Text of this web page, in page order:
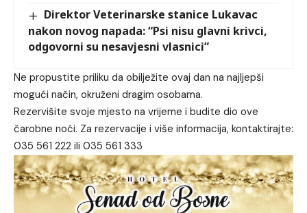
Direktor Veterinarske stanice Lukavac
nakon novog napada: “Psi nisu glavni krivci,
odgovorni su nesavjesni vlasnici”
Ne propustite priliku da obilježite ovaj dan na najljepši
mogući način, okruženi dragim osobama.
Rezervišite svoje mjesto na vrijeme i budite dio ove
čarobne noći. Za rezervacije i više informacija, kontaktirajte:
035 561 222 ili 035 561 333